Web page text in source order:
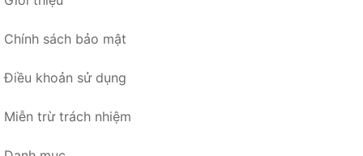
Chính sách bảo mật
Điều khoản sử dụng
Miễn trừ trách nhiệm